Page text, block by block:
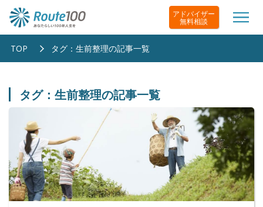
アドバイザー
無料相談
TOP タグ：生前整理の記事一覧
タグ：生前整理の記事一覧